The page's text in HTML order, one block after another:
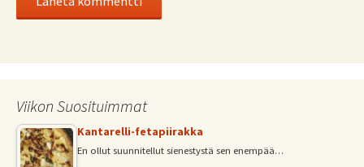
Viikon Suosituimmat
Kantarelli-fetapiirakka
En ollut suunnitellut sienestystä sen enempää…